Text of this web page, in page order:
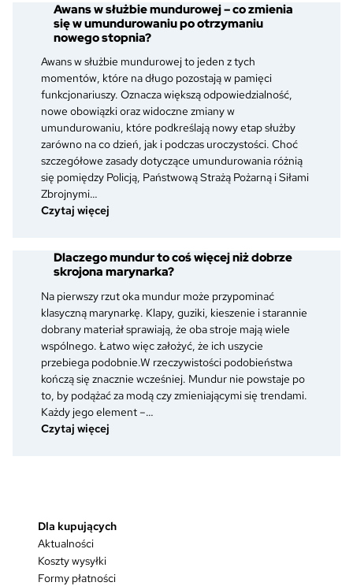
i
czapka
garnizonowa
–
jak
je
rozpoznać
i
czym
się
różnią?
Awans w służbie mundurowej – co zmienia
się w umundurowaniu po otrzymaniu
nowego stopnia?
Awans w służbie mundurowej to jeden z tych
momentów, które na długo pozostają w pamięci
funkcjonariuszy. Oznacza większą odpowiedzialność,
nowe obowiązki oraz widoczne zmiany w
umundurowaniu, które podkreślają nowy etap służby
zarówno na co dzień, jak i podczas uroczystości. Choć
szczegółowe zasady dotyczące umundurowania różnią
się pomiędzy Policją, Państwową Strażą Pożarną i Siłami
Zbrojnymi…
Czytaj więcej
służbie
mundurowej
–
co
zmienia
się
w
umundurowaniu
po
otrzymaniu
Dlaczego mundur to coś więcej niż dobrze
skrojona marynarka?
Na pierwszy rzut oka mundur może przypominać
klasyczną marynarkę. Klapy, guziki, kieszenie i starannie
dobrany materiał sprawiają, że oba stroje mają wiele
wspólnego. Łatwo więc założyć, że ich uszycie
przebiega podobnie.W rzeczywistości podobieństwa
kończą się znacznie wcześniej. Mundur nie powstaje po
to, by podążać za modą czy zmieniającymi się trendami.
Każdy jego element –…
Czytaj więcej
niż
marynarka?
Dla kupujących
Aktualności
Koszty wysyłki
Formy płatności